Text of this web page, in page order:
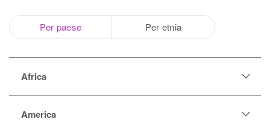
Per paese Per etnia
Africa
America